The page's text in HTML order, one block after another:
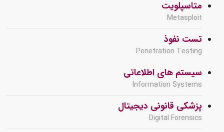
متاسپلویت
Metasploit
تست نفوذ
Penetration Testing
سیستم های اطلاعاتی
Information Systems
پزشکی قانونی دیجیتال
Digital Forensics